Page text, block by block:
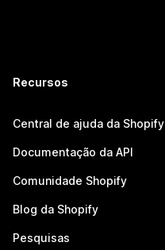
Recursos
Central de ajuda da Shopify
Documentação da API
Comunidade Shopify
Blog da Shopify
Pesquisas